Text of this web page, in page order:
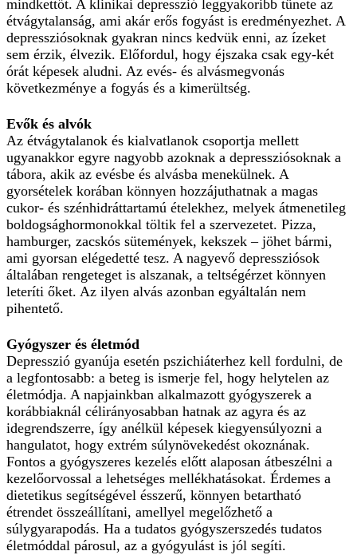
mindkettőt. A klinikai depresszió leggyakoribb tünete az
étvágytalanság, ami akár erős fogyást is eredményezhet. A
depressziósoknak gyakran nincs kedvük enni, az ízeket
sem érzik, élvezik. Előfordul, hogy éjszaka csak egy-két
órát képesek aludni. Az evés- és alvásmegvonás
következménye a fogyás és a kimerültség.
Evők és alvók
Az étvágytalanok és kialvatlanok csoportja mellett
ugyanakkor egyre nagyobb azoknak a depressziósoknak a
tábora, akik az evésbe és alvásba menekülnek. A
gyorsételek korában könnyen hozzájuthatnak a magas
cukor- és szénhidráttartamú ételekhez, melyek átmenetileg
boldogsághormonokkal töltik fel a szervezetet. Pizza,
hamburger, zacskós sütemények, kekszek – jöhet bármi,
ami gyorsan elégedetté tesz. A nagyevő depressziósok
általában rengeteget is alszanak, a teltségérzet könnyen
leteríti őket. Az ilyen alvás azonban egyáltalán nem
pihentető.
Gyógyszer és életmód
Depresszió gyanúja esetén pszichiáterhez kell fordulni, de
a legfontosabb: a beteg is ismerje fel, hogy helytelen az
életmódja. A napjainkban alkalmazott gyógyszerek a
korábbiaknál célirányosabban hatnak az agyra és az
idegrendszerre, így anélkül képesek kiegyensúlyozni a
hangulatot, hogy extrém súlynövekedést okoznának.
Fontos a gyógyszeres kezelés előtt alaposan átbeszélni a
kezelőorvossal a lehetséges mellékhatásokat. Érdemes a
dietetikus segítségével ésszerű, könnyen betartható
étrendet összeállítani, amellyel megelőzhető a
súlygyarapodás. Ha a tudatos gyógyszerszedés tudatos
életmóddal párosul, az a gyógyulást is jól segíti.